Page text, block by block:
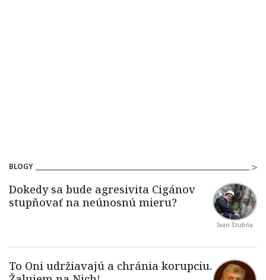
BLOGY
Ivan Štubňa